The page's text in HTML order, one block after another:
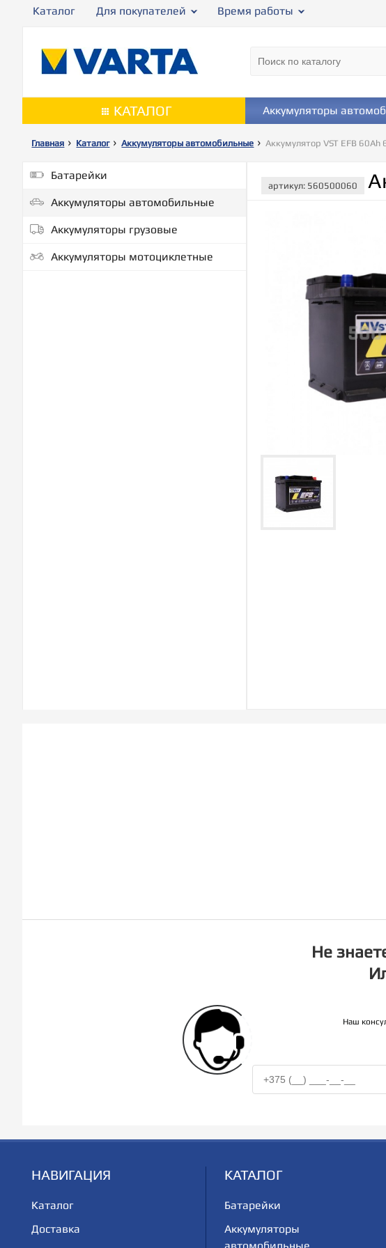
Каталог Для покупателей Время работы
КАТАЛОГ Аккумуляторы
Главная Каталог Аккумуляторы автомобильные Аккумулятор VST EFB
Батарейки
Аккумуляторы автомобильные
Аккумуляторы грузовые
Аккумуляторы мотоциклетные
артикул: 560500060
Не
Наш
НАВИГАЦИЯ
Каталог
Доставка
КАТАЛОГ
Батарейки
Аккумуляторы